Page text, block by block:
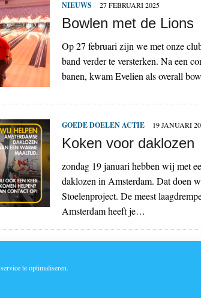
te optimaliseren.
NIEUWS 27 FEBRUARI 2025
Bowlen met de Lions
Op 27 februari zijn we met onze
band verder te versterken. Na een
banen, kwam Evelien als overall
GOEDE DOELEN ACTIE 19 JANUARI
Koken voor daklozen
zondag 19 januari hebben wij met
daklozen in Amsterdam. Dat doen
Stoelenproject. De meest
Amsterdam heeft je…